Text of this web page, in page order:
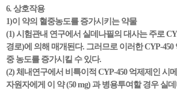
6. 상호작용
1)이 약의 혈중농도를 증가시키는 약물
(1) 시험관내 연구에서 실데나필의 대사는 주로
경로)에 의해 매개된다. 그러므로 이러한 CYP-
중 농도를 증가시킬 수 있다.
(2) 체내연구에서 비특이적 CYP-450 억제제인 시
자원자에게 이 약 (50 mg) 과 병용투여할 경우 실